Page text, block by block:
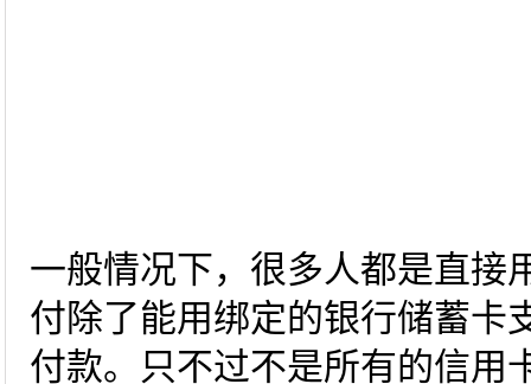
一般情况下，很多人都是直接
付除了能用绑定的银行储蓄卡
付款。只不过不是所有的信用